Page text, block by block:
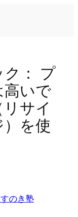
： プ
高いで
サイ
を使
のき塾